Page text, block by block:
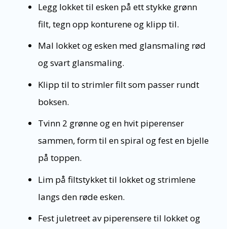
Legg lokket til esken på ett stykke grønn
filt, tegn opp konturene og klipp til.
Mal lokket og esken med glansmaling rød
og svart glansmaling.
Klipp til to strimler filt som passer rundt
boksen.
Tvinn 2 grønne og en hvit piperenser
sammen, form til en spiral og fest en bjelle
på toppen.
Lim på filtstykket til lokket og strimlene
langs den røde esken.
Fest juletreet av piperensere til lokket og